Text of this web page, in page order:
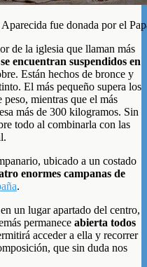
fue donada por el
de la iglesia que llaman más
encuentran suspendidos en
Están hechos de bronce y
El más pequeño supera los
mientras que el más
más de 300 kilogramos. Sin
todo al combinarla con las
ubicado a un costado
enormes campanas de
.
un lugar apartado del centro,
permanece abierta todos
acceder a ella y recorrer
que sin duda nos